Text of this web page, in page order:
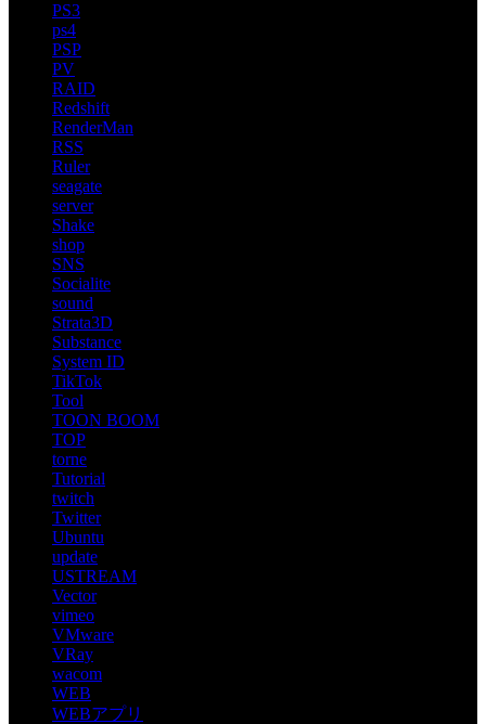
PS3
ps4
PSP
PV
RAID
Redshift
RenderMan
RSS
Ruler
seagate
server
Shake
shop
SNS
Socialite
sound
Strata3D
Substance
System ID
TikTok
Tool
TOON BOOM
TOP
torne
Tutorial
twitch
Twitter
Ubuntu
update
USTREAM
Vector
vimeo
VMware
VRay
wacom
WEB
WEBアプリ